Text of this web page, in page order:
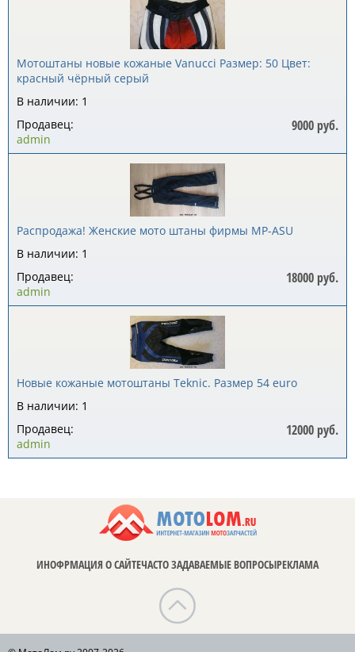
Мотоштаны новые кожаные Vanucci Размер: 50 Цвет:
красный чёрный серый
В наличии: 1
9000 руб.
Продавец:
admin
Распродажа! Женские мото штаны фирмы MP-ASU
В наличии: 1
18000 руб.
Продавец:
admin
Новые кожаные мотоштаны Teknic. Размер 54 euro
В наличии: 1
12000 руб.
Продавец:
admin
ИНОФРМАЦИЯ О САЙТЕЧАСТО ЗАДАВАЕМЫЕ ВОПРОСЫРЕКЛАМА